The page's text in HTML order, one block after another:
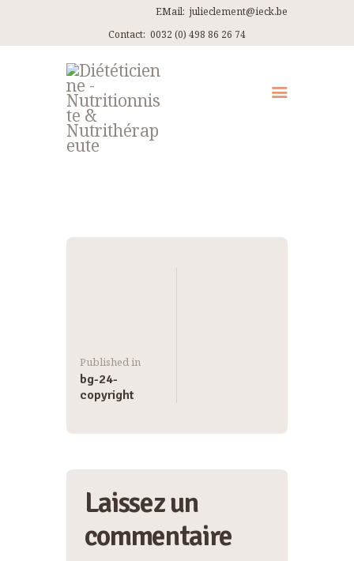
EMail: julieclement@ieck.be
Contact: 0032 (0) 498 86 26 74
QUI SUIS-JE ?
CONSULTATIONS
Navigation
Published in
bg-24-
copyright
Laissez un
commentaire